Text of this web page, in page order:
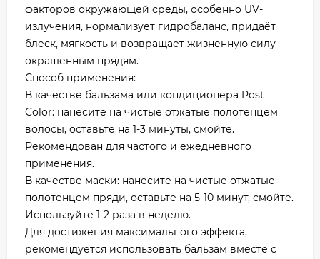
факторов окружающей среды, особенно UV-
излучения, нормализует гидробаланс, придаёт
блеск, мягкость и возвращает жизненную силу
окрашенным прядям.
Способ применения:
В качестве бальзама или кондиционера Post
Color: нанесите на чистые отжатые полотенцем
волосы, оставьте на 1-3 минуты, смойте.
Рекомендован для частого и ежедневного
применения.
В качестве маски: нанесите на чистые отжатые
полотенцем пряди, оставьте на 5-10 минут, смойте.
Используйте 1-2 раза в неделю.
Для достижения максимального эффекта,
рекомендуется использовать бальзам вместе с